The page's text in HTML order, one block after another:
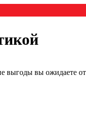
выгоды вы ожидаете